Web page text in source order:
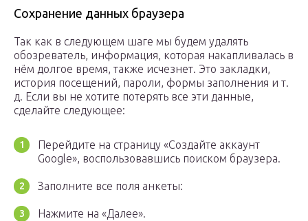
Сохранение данных браузера
Так как в следующем шаге мы будем удалять
обозреватель, информация, которая накапливалась в
нём долгое время, также исчезнет. Это закладки,
история посещений, пароли, формы заполнения и т.
д. Если вы не хотите потерять все эти данные,
сделайте следующее:
Перейдите на страницу «Создайте аккаунт
Google», воспользовавшись поиском браузера.
Заполните все поля анкеты:
Нажмите на «Далее».